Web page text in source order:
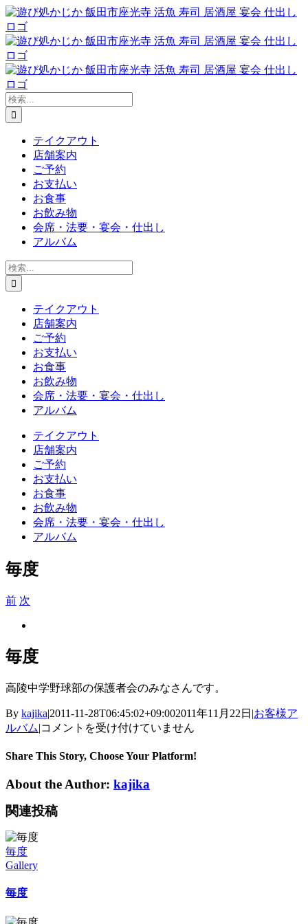
Skip
to
content
検
索
…
テイクアウト
店舗案内
ご予約
お支払い
お食事
お飲み物
会席・法要・宴会・仕出し
アルバム
検
索
…
テイクアウト
店舗案内
ご予約
お支払い
お食事
お飲み物
会席・法要・宴会・仕出し
アルバム
テイクアウト
店舗案内
ご予約
お支払い
お食事
お飲み物
会席・法要・宴会・仕出し
アルバム
毎度
前 次
Image
毎度
高陵中学野球部の保護者会のみなさんです。
By kajika|2011-11-28T06:45:02+09:002011年11月22日 |お客様ア
ルバム|毎
は
コメントを受け付けていません
Share This Story, Choose Your Platform!
About the Author: kajika
関連投稿
毎度
Gallery
毎度